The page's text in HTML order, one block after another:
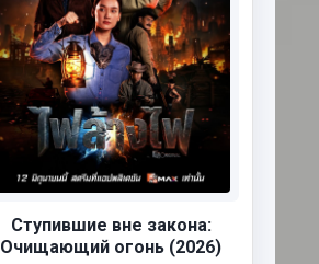
+1
Ступившие вне закона:
Очищающий огонь (2026)